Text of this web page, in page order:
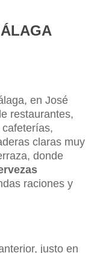
en José
restaurantes,
claras muy
donde
raciones y
justo en